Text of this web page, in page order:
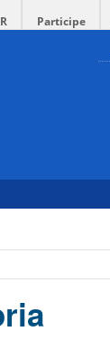
Participe